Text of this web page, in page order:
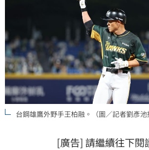
台鋼雄鷹外野手王柏融。（圖／記者劉彥池
[廣告] 請繼續往下